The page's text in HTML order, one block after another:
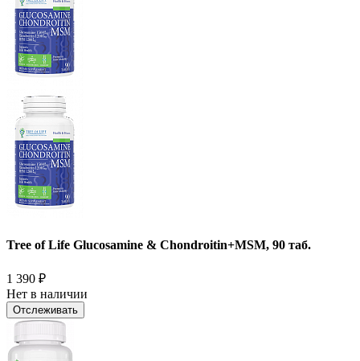
Tree of Life Glucosamine & Chondroitin+MSM, 90 таб.
1 390 ₽
Нет в наличии
Отслеживать